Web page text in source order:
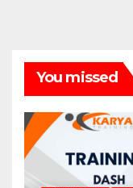
You missed